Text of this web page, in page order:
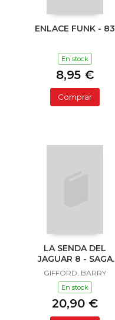
ENLACE FUNK - 83
En stock
8,95 €
Comprar
LA SENDA DEL
JAGUAR 8 - SAGA
SAILOR Y LULA
GIFFORD, BARRY
En stock
20,90 €